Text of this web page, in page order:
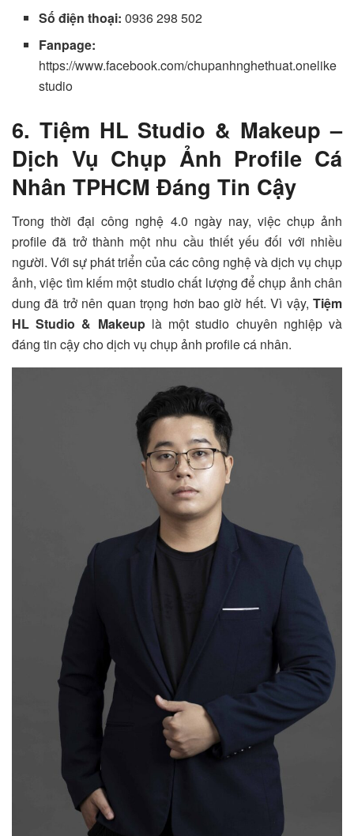
Số điện thoại: 0936 298 502
Fanpage:
https://www.facebook.com/chupanhnghethuat.onelike
studio
6. Tiệm HL Studio & Makeup –
Dịch Vụ Chụp Ảnh Profile Cá
Nhân TPHCM Đáng Tin Cậy
Trong thời đại công nghệ 4.0 ngày nay, việc chụp ảnh
profile đã trở thành một nhu cầu thiết yếu đối với nhiều
người. Với sự phát triển của các công nghệ và dịch vụ chụp
ảnh, việc tìm kiếm một studio chất lượng để chụp ảnh chân
dung đã trở nên quan trọng hơn bao giờ hết. Vì vậy, Tiệm
HL Studio & Makeuplà một studio chuyên nghiệp và
đáng tin cậy cho dịch vụ chụp ảnh profile cá nhân.